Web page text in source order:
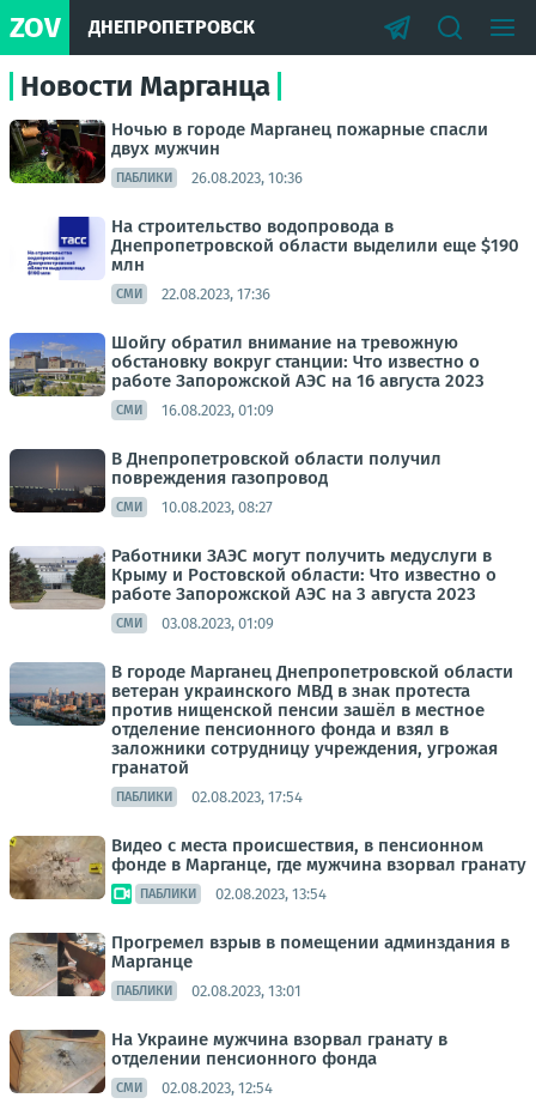
ZOV ДНЕПРОПЕТРОВСК
Новости Марганца
Ночью в городе Марганец пожарные спасли
двух мужчин
ПАБЛИКИ 26.08.2023, 10:36
На строительство водопровода в
Днепропетровской области выделили еще $190
млн
СМИ 22.08.2023, 17:36
Шойгу обратил внимание на тревожную
обстановку вокруг станции: Что известно о
работе Запорожской АЭС на 16 августа 2023
СМИ 16.08.2023, 01:09
В Днепропетровской области получил
повреждения газопровод
СМИ 10.08.2023, 08:27
Работники ЗАЭС могут получить медуслуги в
Крыму и Ростовской области: Что известно о
работе Запорожской АЭС на 3 августа 2023
СМИ 03.08.2023, 01:09
В городе Марганец Днепропетровской области
ветеран украинского МВД в знак протеста
против нищенской пенсии зашёл в местное
отделение пенсионного фонда и взял в
заложники сотрудницу учреждения, угрожая
гранатой
ПАБЛИКИ 02.08.2023, 17:54
Видео с места происшествия, в пенсионном
фонде в Марганце, где мужчина взорвал гранату
ПАБЛИКИ 02.08.2023, 13:54
Прогремел взрыв в помещении админздания в
Марганце
ПАБЛИКИ 02.08.2023, 13:01
На Украине мужчина взорвал гранату в
отделении пенсионного фонда
СМИ 02.08.2023, 12:54